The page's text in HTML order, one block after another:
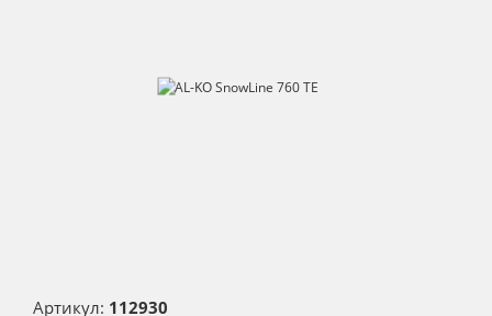
Артикул: 112930